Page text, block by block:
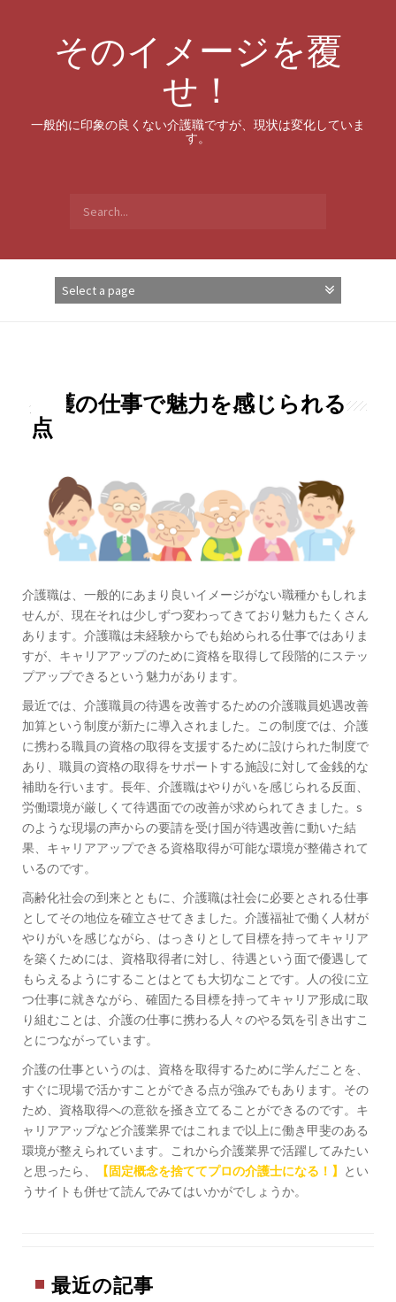
そのイメージを覆
せ！
一般的に印象の良くない介護職ですが、現状は変化していま
す。
for:
介護の仕事で魅力を感じられる
点
介護職は、一般的にあまり良いイメージがない職種かもしれま
せんが、現在それは少しずつ変わってきており魅力もたくさん
あります。介護職は未経験からでも始められる仕事ではありま
すが、キャリアアップのために資格を取得して段階的にステッ
プアップできるという魅力があります。
最近では、介護職員の待遇を改善するための介護職員処遇改善
加算という制度が新たに導入されました。この制度では、介護
に携わる職員の資格の取得を支援するために設けられた制度で
あり、職員の資格の取得をサポートする施設に対して金銭的な
補助を行います。長年、介護職はやりがいを感じられる反面、
労働環境が厳しくて待遇面での改善が求められてきました。s
のような現場の声からの要請を受け国が待遇改善に動いた結
果、キャリアアップできる資格取得が可能な環境が整備されて
いるのです。
高齢化社会の到来とともに、介護職は社会に必要とされる仕事
としてその地位を確立させてきました。介護福祉で働く人材が
やりがいを感じながら、はっきりとして目標を持ってキャリア
を築くためには、資格取得者に対し、待遇という面で優遇して
もらえるようにすることはとても大切なことです。人の役に立
つ仕事に就きながら、確固たる目標を持ってキャリア形成に取
り組むことは、介護の仕事に携わる人々のやる気を引き出すこ
とにつながっています。
介護の仕事というのは、資格を取得するために学んだことを、
すぐに現場で活かすことができる点が強みでもあります。その
ため、資格取得への意欲を掻き立てることができるのです。キ
ャリアアップなど介護業界ではこれまで以上に働き甲斐のある
環境が整えられています。これから介護業界で活躍してみたい
と思ったら、
【固定概念を捨ててプロの介護士になる！ 】
とい
うサイトも併せて読んでみてはいかがでしょうか。
最近の記事